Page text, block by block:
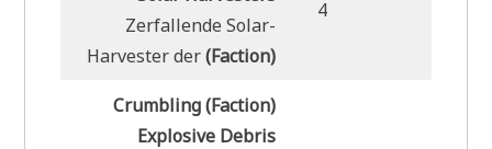
Zerfallende Solar-
Harvester der(Faction)
4
Crumbling (Faction)
Explosive Debris